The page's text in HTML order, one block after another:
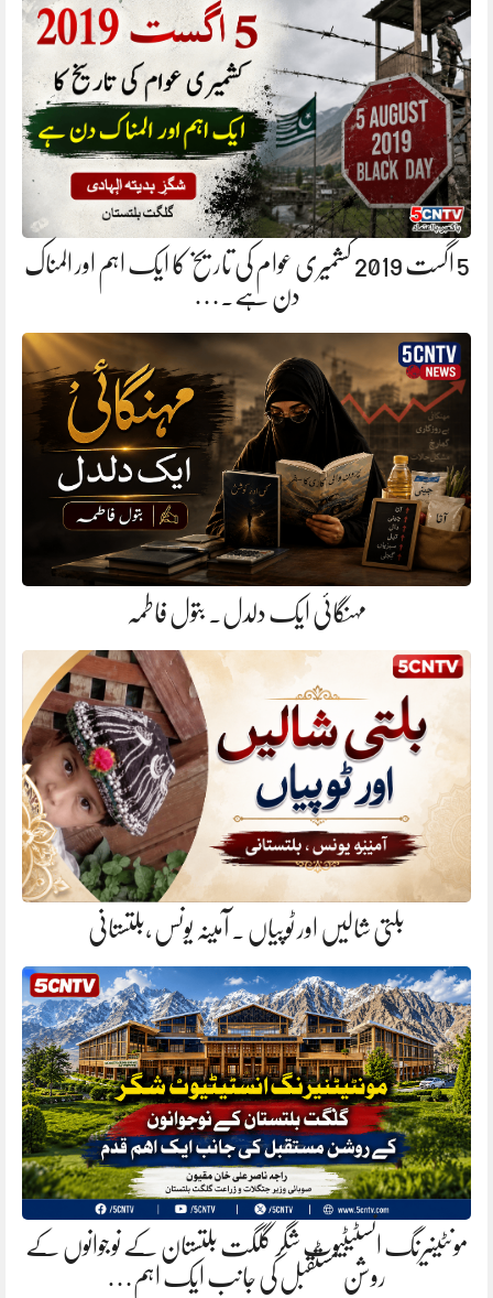
5 اگست 2019 کشمیری عوام کی تاریخ کا ایک اہم اور المناک
دن ہے.…
مہنگائی ایک دلدل. بتول فاطمہ
بلتی شالیں اور ٹوپیاں . آمینہ یونس ،بلتستانی
مونٹینیرنگ انسٹیٹیوٹ شگر گلگت بلتستان کے نوجوانوں کے
روشن مستقبل کی جانب ایک اہم…